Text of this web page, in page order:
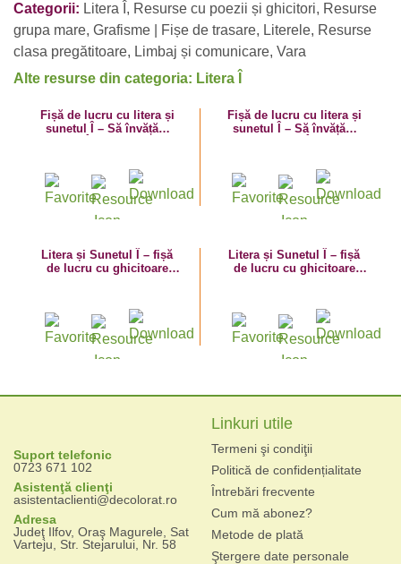
Categorii: Litera Î , Resurse cu poezii și ghicitori, Resurse
grupa mare, Grafisme | Fișe de trasare, Literele, Resurse
clasa pregătitoare, Limbaj și comunicare, Vara
Alte resurse din categoria: Litera Î
Fișă de lucru cu litera și
sunetul Î – Să învățăm
Fișă de lucru cu litera și
sunetul Î – Să învățăm
Litera și Sunetul Î – fișă
de lucru cu ghicitoare
Litera și Sunetul Î – fișă
de lucru cu ghicitoare
Suport telefonic
0723 671 102
Asistenţă clienţi
asistentaclienti@decolorat.ro
Adresa
Judeţ Ilfov, Oraş Magurele, Sat
Varteju, Str. Stejarului, Nr. 58
Linkuri utile
Termeni şi condiţii
Politică de confidențialitate
Întrebări frecvente
Cum mă abonez?
Metode de plată
Ştergere date personale